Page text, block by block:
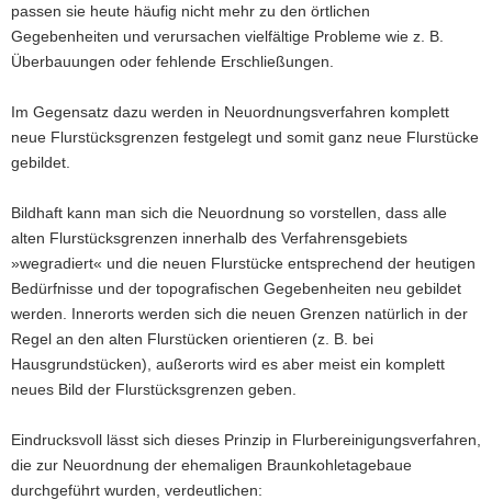
passen sie heute häufig nicht mehr zu den örtlichen
Gegebenheiten und verursachen vielfältige Probleme wie z. B.
Überbauungen oder fehlende Erschließungen.
Im Gegensatz dazu werden in Neuordnungsverfahren komplett
neue Flurstücksgrenzen festgelegt und somit ganz neue Flurstücke
gebildet.
Bildhaft kann man sich die Neuordnung so vorstellen, dass alle
alten Flurstücksgrenzen innerhalb des Verfahrensgebiets
»wegradiert« und die neuen Flurstücke entsprechend der heutigen
Bedürfnisse und der topografischen Gegebenheiten neu gebildet
werden. Innerorts werden sich die neuen Grenzen natürlich in der
Regel an den alten Flurstücken orientieren (z. B. bei
Hausgrundstücken), außerorts wird es aber meist ein komplett
neues Bild der Flurstücksgrenzen geben.
Eindrucksvoll lässt sich dieses Prinzip in Flurbereinigungsverfahren,
die zur Neuordnung der ehemaligen Braunkohletagebaue
durchgeführt wurden, verdeutlichen: